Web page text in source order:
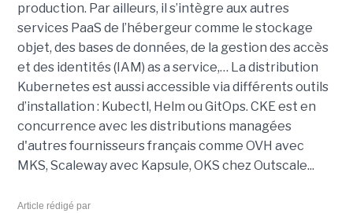
production. Par ailleurs, il s’intègre aux autres
services PaaS de l’hébergeur comme le stockage
objet, des bases de données, de la gestion des accès
et des identités (IAM) as a service,… La distribution
Kubernetes est aussi accessible via différents outils
d’installation : Kubectl, Helm ou GitOps. CKE est en
concurrence avec les distributions managées
d'autres fournisseurs français comme OVH avec
MKS, Scaleway avec Kapsule, OKS chez Outscale...
Article rédigé par